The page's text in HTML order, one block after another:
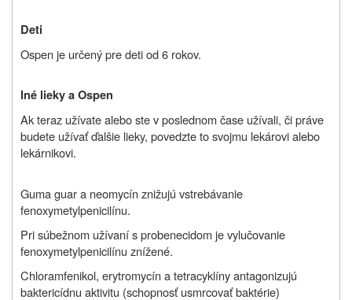
Deti
Ospen je určený pre deti od 6 rokov.
Iné lieky a Ospen
Ak teraz užívate alebo ste v poslednom čase užívali, či práve
budete užívať ďalšie lieky, povedzte to svojmu lekárovi alebo
lekárnikovi.
Guma guar a neomycín znižujú vstrebávanie
fenoxymetylpenicilínu.
Pri súbežnom užívaní s probenecidom je vylučovanie
fenoxymetylpenicilínu znížené.
Chloramfenikol, erytromycín a tetracyklíny antagonizujú
baktericídnu aktivitu (schopnosť usmrcovať baktérie)